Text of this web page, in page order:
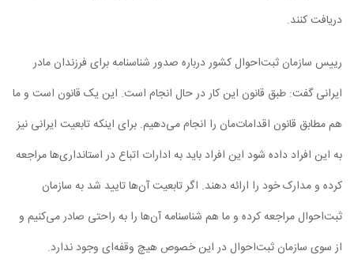
دریافت کنند.
رییس سازمان ثبت‌احوال کشور درباره صدور شناسنامه برای فرزندان مادر
ایرانی گفت: طبق قانون این کار در حال انجام است. این یک قانون است و ما
هم مطابق قانون اقدامات‌مان را انجام می‌دهیم. برای اینکه تابعیت ایرانی نیز
به این افراد داده شود این افراد باید به ادارات اتباع در استانداری‌ها مراجعه
کرده و مدارک خود را ارائه دهند. اگر تابعیت آن‌ها تایید شد به سازمان
ثبت‌احوال مراجعه کرده و ما هم شناسنامه آن‌ها را به راحتی صادر می‌کنیم و
از سوی سازمان ثبت‌احوال در این خصوص هیچ وقفه‌ای وجود ندارد.